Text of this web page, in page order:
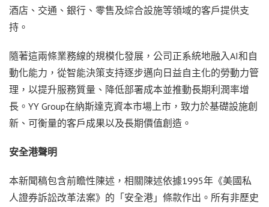
酒店、交通、銀行、零售及綜合設施等領域的客戶提供支
持。
隨著這兩條業務線的規模化發展，公司正系統地融入AI和自
動化能力，從智能決策支持逐步邁向日益自主化的勞動力管
理，以提升服務質量、降低部署成本並推動長期利潤率增
長。YY Group在納斯達克資本市場上市，致力於基礎設施創
新、可衡量的客戶成果以及長期價值創造。
安全港聲明
本新聞稿包含前瞻性陳述，相關陳述依據1995年《美國私
人證券訴訟改革法案》的「安全港」條款作出。所有非歷史